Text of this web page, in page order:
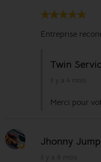
Entreprise
Twin
il y a 4 mois
Merci pour
Jhonny
il y a 8 mois